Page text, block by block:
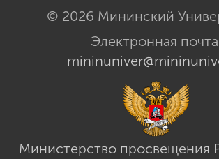
© 2026 Мининский
Электронная
Министерство просвещения